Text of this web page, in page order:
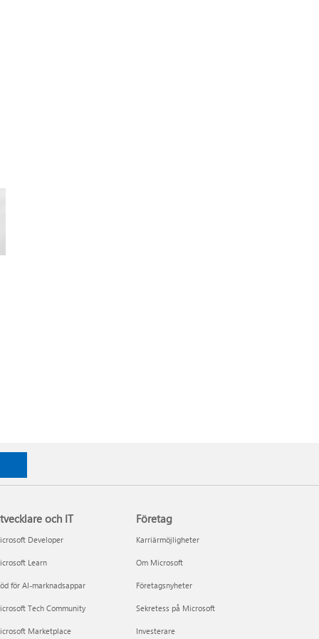
och IT
Developer
Learn
för AI-marknadsappar
Tech Community
Marketplace
Företag
Karriärmöjligheter
Om Microsoft
Företagsnyheter
Sekretess på Microsoft
Investerare